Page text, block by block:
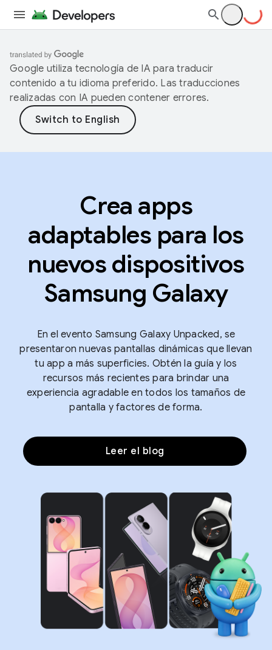
Google utiliza tecnología de IA para traducir
contenido a tu idioma preferido. Las traducciones
realizadas con IA pueden contener errores.
Crea apps
adaptables para los
nuevos dispositivos
Samsung Galaxy
En el evento Samsung Galaxy Unpacked, se
presentaron nuevas pantallas dinámicas que llevan
tu app a más superficies. Obtén la guía y los
recursos más recientes para brindar una
experiencia agradable en todos los tamaños de
pantalla y factores de forma.
Leer el blog